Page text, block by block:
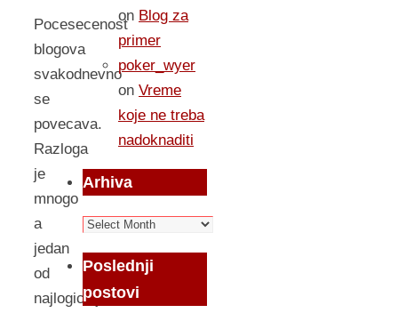
Pocesecenost
blogova
svakodnevno
se
povecava.
Razloga
je
mnogo
a
jedan
od
najlogicnijih
on Blog za
primer
poker_wyer
on Vreme
koje ne treba
nadoknaditi
Arhiva
Arhiva
Poslednji
postovi